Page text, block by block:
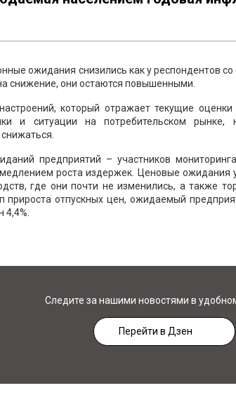
ожидания снизились как у респондентов со
снижение, они остаются повышенными.
который отражает текущие
и ситуации на потребительском
предприятий – участников
роста издержек. Ценовые ожидания
где они почти не изменились, а также
прироста отпускных цен, ожидаемый
Следите за нашими новостями в
Перейти в Дзен